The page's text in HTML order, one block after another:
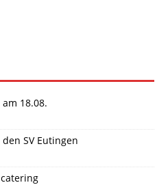
18.08.
SV Eutingen